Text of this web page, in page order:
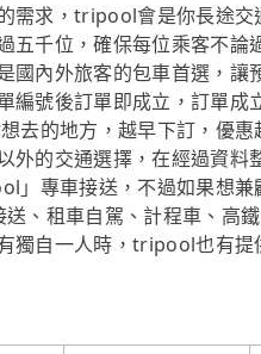
需求，tripool會是你長途
五千位，確保每位乘客不
國內外旅客的包車首選，
編號後訂單即成立，訂單
去的地方，越早下訂，優惠
外的交通選擇，在經過資
」專車接送，不過如果想
、租車自駕、計程車、高
獨自一人時，tripool也有